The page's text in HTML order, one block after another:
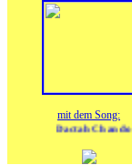
mit dem Song:
Dactah Chando